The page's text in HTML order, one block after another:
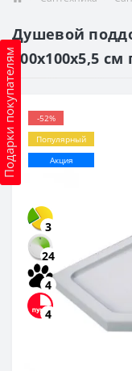
Подарки покупателям
Душевой
100х100х5,5
-52%
Популярный
Акция
3
24
4
4